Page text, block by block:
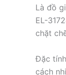
Là đồ
EL-
chặt
Đặc
cách